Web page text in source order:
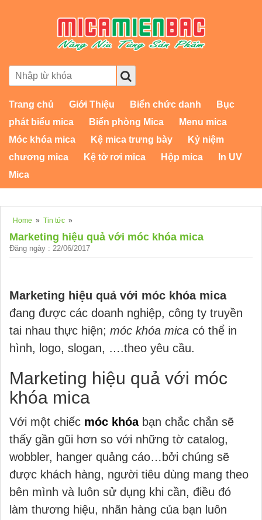
Trang chủ Giới Thiệu Biển chức danh
Bục
phát biểu mica
Biển phòng Mica
Menu mica
Móc khóa mica
Kệ mica trưng bày
Kỷ niệm
chương mica
Kệ tờ rơi mica Hộp mica
In UV
Mica
Home » Tin tức »
Marketing hiệu quả với móc khóa mica
Đăng ngày : 22/06/2017
Marketing hiệu quả với móc khóa mica
đang được các doanh nghiệp, công ty truyền
tai nhau thực hiện; móc khóa mica có thể in
hình, logo, slogan, ….theo yêu cầu.
Marketing hiệu quả với móc
khóa mica
Với một chiếc móc khóabạn chắc chắn sẽ
thấy gần gũi hơn so với những tờ catalog,
wobbler, hanger quảng cáo…bởi chúng sẽ
được khách hàng, người tiêu dùng mang theo
bên mình và luôn sử dụng khi cần, điều đó
làm thương hiệu, nhãn hàng của bạn luôn